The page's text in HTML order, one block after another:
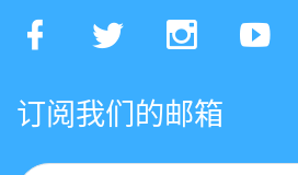
订阅我们的邮箱